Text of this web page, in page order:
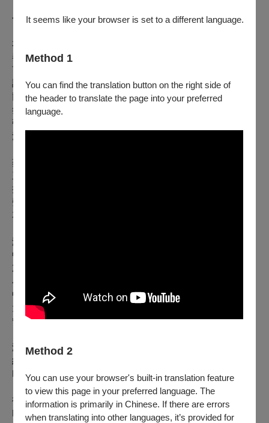
It seems like your browser is set to a different language.
Method 1
You can find the translation button on the right side of
the header to translate the page into your preferred
language.
Method 2
You can use your browser's built-in translation feature
to view this page in your preferred language. The
information is primarily in Chinese. If there are errors
when translating into other languages, it’s provided for
節目介紹
本場音樂會以「約瑟夫一世的巴洛克花園」為題，中音長號演
奏家蔡懷恩將穿梭於巴洛克時期的音樂景致，帶來一段橫跨三
百年的音樂旅程。曲目精選奧地利皇帝約瑟夫一世的宗教詠嘆
調《忘恩負義的靈魂》，以及邁爾、阿布雷希茨貝格、瓦根賽
爾、澤什納等作曲家的莊嚴聖樂，細膩描繪18世紀神聖藝術的
氛圍與精神張力。終曲則由義大利作曲家莎葛提為中音長號與
弦樂四重奏所創作的組曲作結，展現現代語彙與古典精神之間
深度交融的對話。
蔡懷恩將以中音長號溫潤而深沉的音色，攜手次女高音范婷
玉、小提琴家姚舒婷、花苾茲和曾臺衍、中提琴家林筱純、大
提琴家林宏霖，以及鋼琴家吳明靜，共同編織一場跨越時代的
聲音風景。觀眾將在信仰與詠嘆之間，走入這座被遺忘的音樂
花園，靜靜聆聽來自巴洛克時代的心靈低語。
演出者
中音長號｜蔡懷恩
次女高音｜范婷玉
小提琴｜姚舒婷、花苾茲(台北)、曾臺衍(高雄)
中提琴｜林筱純
大提琴｜林宏霖
管風琴｜吳明靜
演出曲目
約瑟夫一世：《忘恩負義的靈魂》
Emperor Joseph I: Alme Ingrate
魯伯特•伊格納茨•邁爾：《凡敬畏主的人有福》
Rupert Ignaz Mayr: Beati Omnes